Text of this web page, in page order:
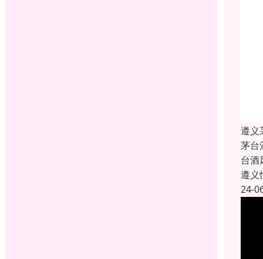
遵义
茅台
台酒
遵义
24-